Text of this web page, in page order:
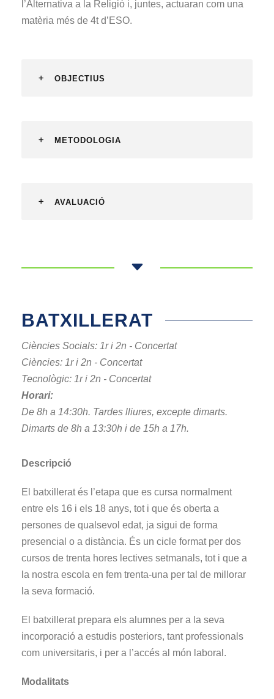
l’Alternativa a la Religió i, juntes, actuaran com una
matèria més de 4t d’ESO.
OBJECTIUS
METODOLOGIA
AVALUACIÓ
BATXILLERAT
Ciències Socials: 1r i 2n - Concertat
Ciències: 1r i 2n - Concertat
Tecnològic: 1r i 2n - Concertat
Horari:
De 8h a 14:30h. Tardes lliures, excepte dimarts.
Dimarts de 8h a 13:30h i de 15h a 17h.
Descripció
El batxillerat és l’etapa que es cursa normalment
entre els 16 i els 18 anys, tot i que és oberta a
persones de qualsevol edat, ja sigui de forma
presencial o a distància. És un cicle format per dos
cursos de trenta hores lectives setmanals, tot i que a
la nostra escola en fem trenta-una per tal de millorar
la seva formació.
El batxillerat prepara els alumnes per a la seva
incorporació a estudis posteriors, tant professionals
com universitaris, i per a l’accés al món laboral.
Modalitats